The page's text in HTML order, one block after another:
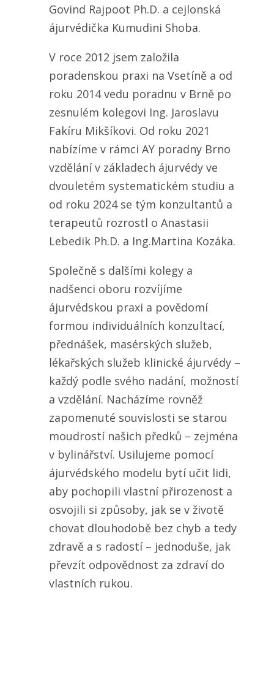
Govind Rajpoot Ph.D. a cejlonská
ájurvédička Kumudini Shoba.
V roce 2012 jsem založila
poradenskou praxi na Vsetíně a od
roku 2014 vedu poradnu v Brně po
zesnulém kolegovi Ing. Jaroslavu
Fakíru Mikšíkovi. Od roku 2021
nabízíme v rámci AY poradny Brno
vzdělání v základech ájurvédy ve
dvouletém systematickém studiu a
od roku 2024 se tým konzultantů a
terapeutů rozrostl o Anastasii
Lebedik Ph.D. a Ing.Martina Kozáka.
Společně s dalšími kolegy a
nadšenci oboru rozvíjíme
ájurvédskou praxi a povědomí
formou individuálních konzultací,
přednášek, masérských služeb,
lékařských služeb klinické ájurvédy –
každý podle svého nadání, možností
a vzdělání. Nacházíme rovněž
zapomenuté souvislosti se starou
moudrostí našich předků – zejména
v bylinářství. Usilujeme pomocí
ájurvédského modelu bytí učit lidi,
aby pochopili vlastní přirozenost a
osvojili si způsoby, jak se v životě
chovat dlouhodobě bez chyb a tedy
zdravě a s radostí – jednoduše, jak
převzít odpovědnost za zdraví do
vlastních rukou.